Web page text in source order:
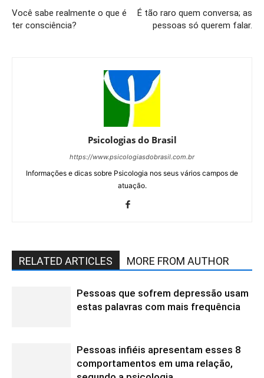
Você sabe realmente o que é
ter consciência?
É tão raro quem conversa; as
pessoas só querem falar.
Psicologias do Brasil
https://www.psicologiasdobrasil.com.br
Informações e dicas sobre Psicologia nos seus vários campos de
atuação.
RELATED ARTICLES MORE FROM AUTHOR
Pessoas que sofrem depressão usam
estas palavras com mais frequência
Pessoas infiéis apresentam esses 8
comportamentos em uma relação,